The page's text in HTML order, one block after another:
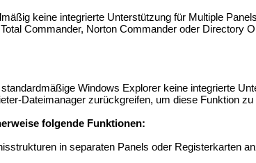
keine integrierte Unterstützung für Multiple
Commander, Norton Commander oder Directory
Windows Explorer keine integrierte
Dateimanager zurückgreifen, um diese Funktion zu
folgende Funktionen:
in separaten Panels oder Registerkarten